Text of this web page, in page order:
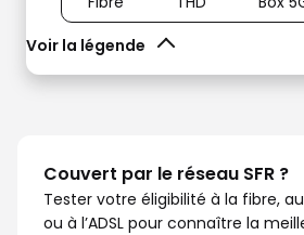
Voir la légende
Couvert par le réseau SFR ?
Tester votre éligibilité à la fibre,
ou à l’ADSL pour connaître la